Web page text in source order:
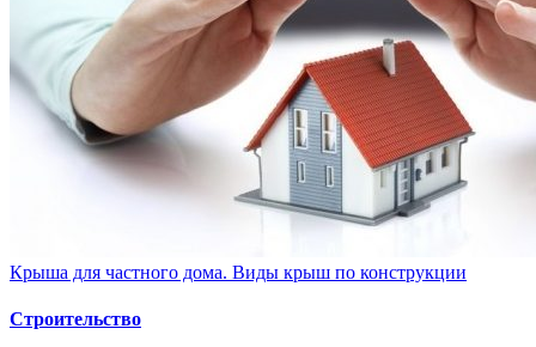
Крыша для частного дома. Виды крыш по конструкции
Строительство